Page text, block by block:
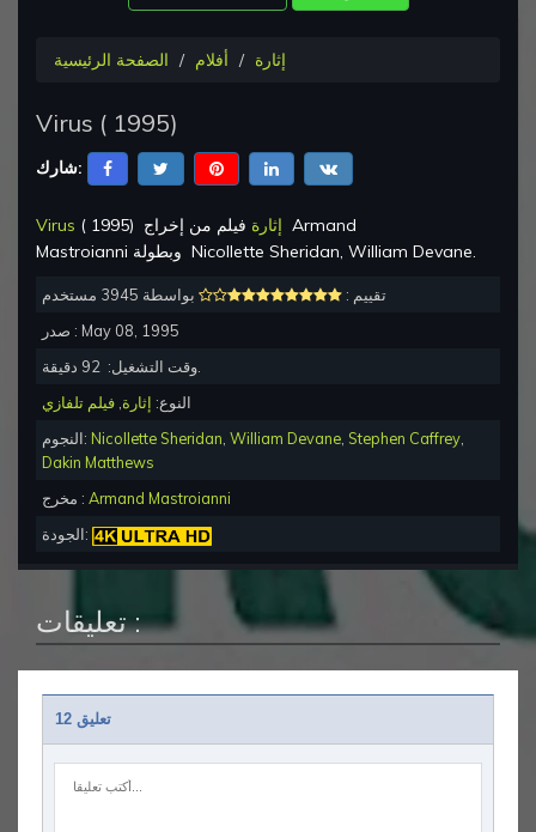
الصفحة الرئيسية أفلام إثارة
Virus ( 1995)
شارك:
Virus ( 1995) إثارة Armand
Mastroianni
Nicollette Sheridan, William Devane.
تقييم :
بواسطة 3945 مستخدم
صدر : May 08, 1995
وقت التشغيل: 92
النوع: إثارة فيلم تلفازي
النجوم: Nicollette Sheridan William Devane Stephen Caffrey
Dakin Matthews
مخرج : Armand Mastroianni
الجودة:
تعليقات :
12 تعليق